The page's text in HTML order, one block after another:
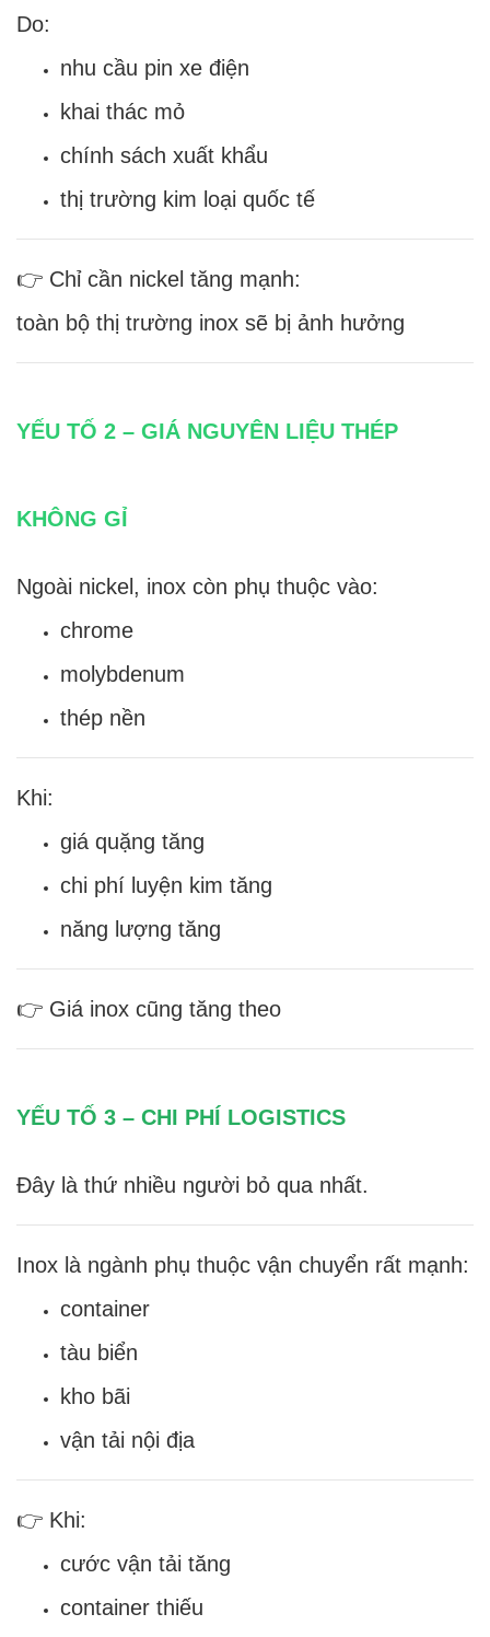
Do:
nhu cầu pin xe điện
khai thác mỏ
chính sách xuất khẩu
thị trường kim loại quốc tế
👉 Chỉ cần nickel tăng mạnh:
toàn bộ thị trường inox sẽ bị ảnh hưởng
YẾU TỐ 2 – GIÁ NGUYÊN LIỆU THÉP
KHÔNG GỈ
Ngoài nickel, inox còn phụ thuộc vào:
chrome
molybdenum
thép nền
Khi:
giá quặng tăng
chi phí luyện kim tăng
năng lượng tăng
👉 Giá inox cũng tăng theo
YẾU TỐ 3 – CHI PHÍ LOGISTICS
Đây là thứ nhiều người bỏ qua nhất.
Inox là ngành phụ thuộc vận chuyển rất mạnh:
container
tàu biển
kho bãi
vận tải nội địa
👉 Khi:
cước vận tải tăng
container thiếu